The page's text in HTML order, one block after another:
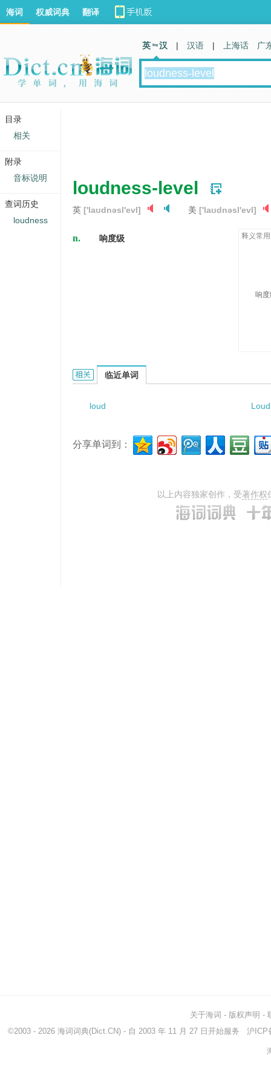
loudness-level
英 ['laʊdnəsl'evl] 美 ['laʊdnəsl'evl]
n. 响度级 释义常
响
loudness-level的相关资料：
临近单词
loud
分享单词到：
以上内容独家创作，受著作权
海词 权威词典 翻译
英 汉 | 汉语 | 上海话 广
关于海词 - 版权声明 -
©2003 - 2026 海词词典(Dict.CN) - 自 2003 年 11 月 27 日开始服务 沪ICP
目录
相关
附录
音标说明
查词历史
loudness